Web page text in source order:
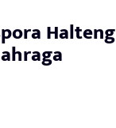
Halteng